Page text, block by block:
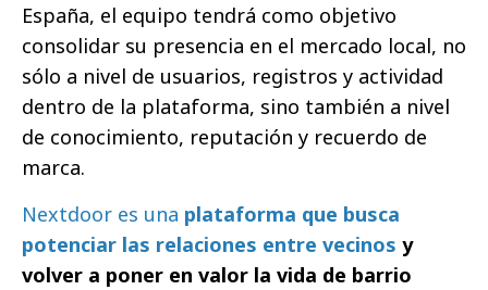
España, el equipo tendrá como objetivo
consolidar su presencia en el mercado local, no
sólo a nivel de usuarios, registros y actividad
dentro de la plataforma, sino también a nivel
de conocimiento, reputación y recuerdo de
marca.
Nextdoor es una plataforma que busca
potenciar las relaciones entre vecinos y
volver a poner en valor la vida de barrio